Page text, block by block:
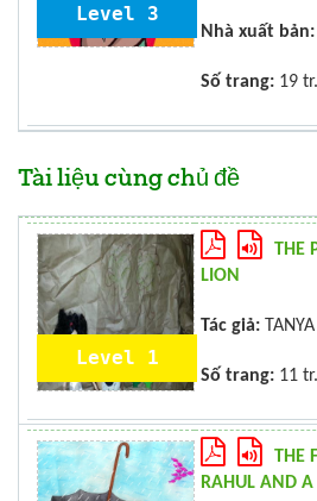
Level 3
Nhà xuất bản:
Số trang: 19 tr.
Tài liệu cùng chủ đề
Level 1
THE
LION
Tác giả:
Số trang: 11 tr.
THE
RAHUL AND